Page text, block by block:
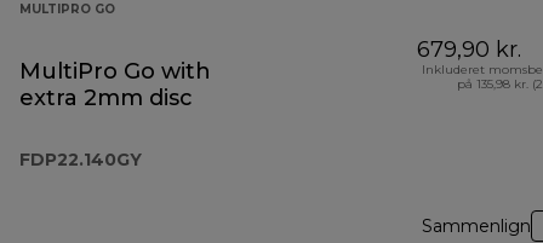
MULTIPRO GO
MultiPro Go with
extra 2mm disc
FDP22.140GY
679,90 kr.
Inkluderet
på 135,98 kr.
Sammenlign